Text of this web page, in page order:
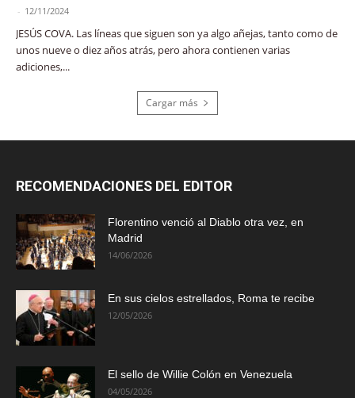
- 12/11/2024
JESÚS COVA. Las líneas que siguen son ya algo añejas, tanto como de
unos nueve o diez años atrás, pero ahora contienen varias
adiciones,...
Cargar más
RECOMENDACIONES DEL EDITOR
Florentino venció al Diablo otra vez, en
Madrid
14/06/2026
En sus cielos estrellados, Roma te recibe
12/05/2026
El sello de Willie Colón en Venezuela
04/05/2026